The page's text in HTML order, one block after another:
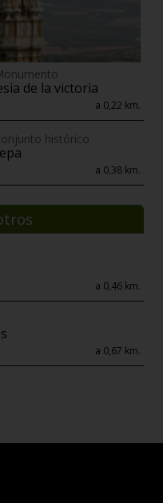
de la victoria
a 0,22 km.
histórico
a 0,38 km.
a 0,46 km.
a 0,67 km.